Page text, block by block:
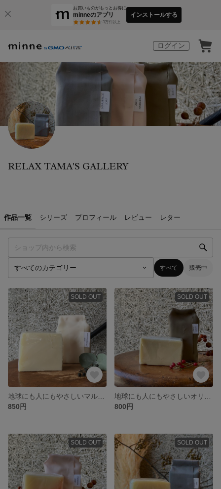
お買いものがもっとお得に
minneのアプリ
3万件以上
インストールする
ログイン
RELAX TAMA'S GALLERY
作品一覧 シリーズ プロフィール レビュー レター
すべて 販売中
SOLD OUT
850円
SOLD OUT
800円
SOLD OUT SOLD OUT